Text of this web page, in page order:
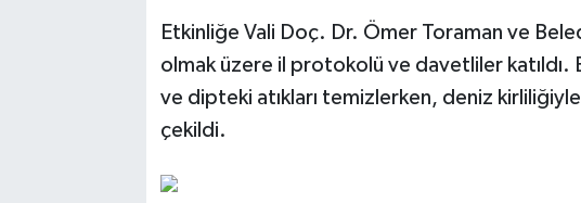
Etkinliğe Vali Doç. Dr. Ömer Toraman ve
olmak üzere il protokolü ve davetliler katıldı.
ve dipteki atıkları temizlerken, deniz
çekildi.